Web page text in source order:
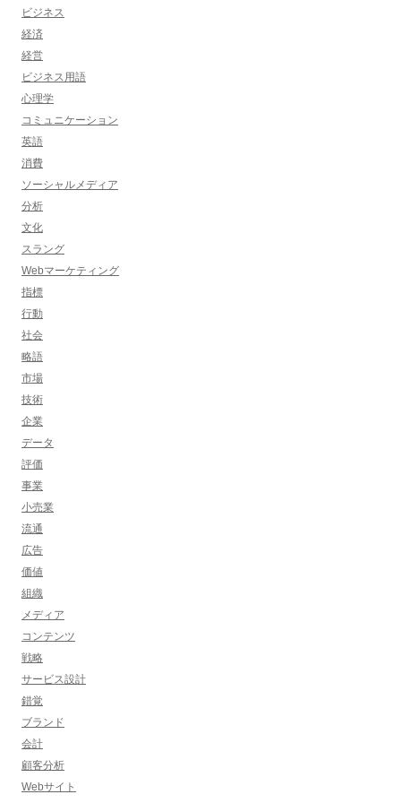
ビジネス
経済
経営
ビジネス用語
心理学
コミュニケーション
英語
消費
ソーシャルメディア
分析
文化
スラング
Webマーケティング
指標
行動
社会
略語
市場
技術
企業
データ
評価
事業
小売業
流通
広告
価値
組織
メディア
コンテンツ
戦略
サービス設計
錯覚
ブランド
会計
顧客分析
Webサイト